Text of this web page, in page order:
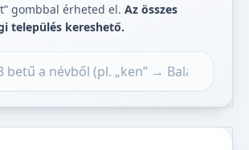
gombbal érheted el. Az összes
település kereshető.